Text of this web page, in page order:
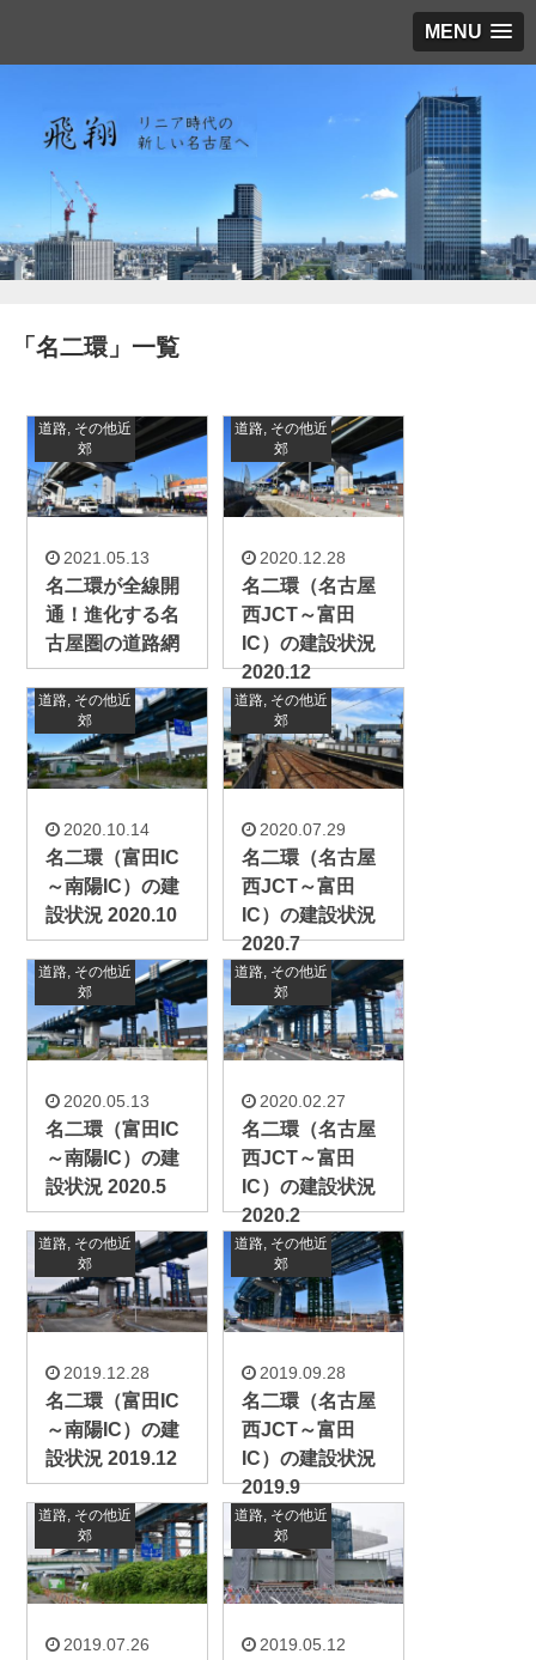
MENU
「 名二環 」 一覧
名二環が全線開
通！進化する名
古屋圏の道路網
2021.05.13
道路, その他近
郊
名二環（名古屋
西JCT～富田
IC）の建設状況
2020.12
2020.12.28
道路, その他近
郊
名二環（富田IC
～南陽IC）の建
設状況 2020.10
2020.10.14
道路, その他近
郊
名二環（名古屋
西JCT～富田
IC）の建設状況
2020.7
2020.07.29
道路, その他近
郊
名二環（富田IC
～南陽IC）の建
設状況 2020.5
2020.05.13
道路, その他近
郊
名二環（名古屋
西JCT～富田
IC）の建設状況
2020.2
2020.02.27
道路, その他近
郊
名二環（富田IC
～南陽IC）の建
設状況 2019.12
2019.12.28
道路, その他近
郊
名二環（名古屋
西JCT～富田
IC）の建設状況
2019.9
2019.09.28
道路, その他近
郊
2019.07.26
道路, その他近
郊
2019.05.12
道路, その他近
郊